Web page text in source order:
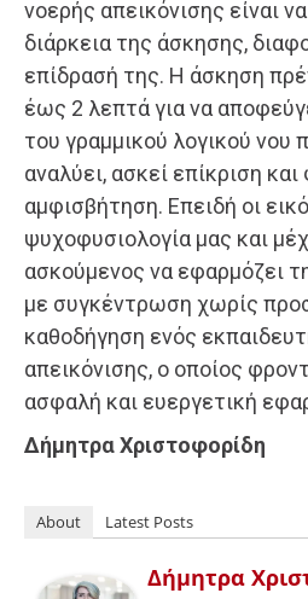
νοερής απεικόνισης είναι
διάρκεια της άσκησης,
επίδρασή της. Η άσκηση
έως 2 λεπτά για να
του γραμμικού λογικού νου
αναλύει, ασκεί επίκριση
αμφισβήτηση. Επειδή οι
ψυχοφυσιολογία μας και
ασκούμενος να εφαρμόζει
με συγκέντρωση χωρίς
καθοδήγηση ενός
απεικόνισης, ο οποίος
ασφαλή και ευεργετική
Δήμητρα Χριστοφορίδη
About Latest Posts
Δήμητρα